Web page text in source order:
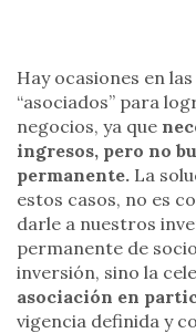
Hay ocasiones en
“asociados” para
negocios, ya que
ingresos, pero no
permanente. La
estos casos, no es
darle a nuestros
permanente de
inversión, sino la
asociación en
vigencia definida y